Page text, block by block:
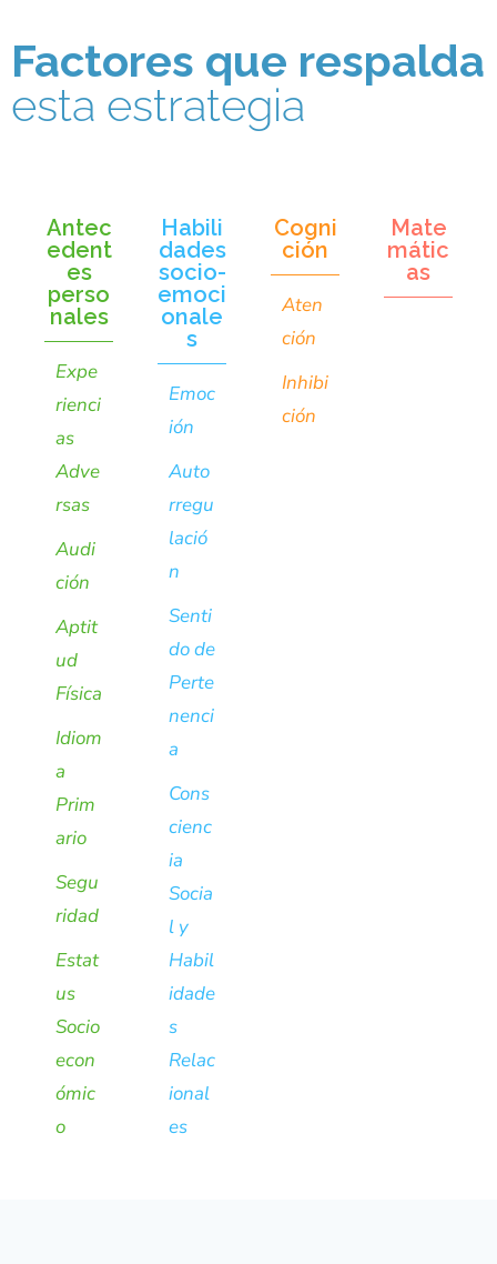
Factores que respalda
esta estrategia
Antec
edent
es
perso
nales
Expe
rienci
as
Adve
rsas
Audi
ción
Aptit
ud
Física
Idiom
a
Prim
ario
Segu
ridad
Estat
us
Socio
econ
ómic
o
Habili
dades
socio-
emoci
onale
s
Emoc
ión
Auto
rregu
lació
n
Senti
do de
Perte
nenci
a
Cons
cienc
ia
Socia
l y
Habil
idade
s
Relac
ional
es
Cogni
ción
Aten
ción
Inhibi
ción
Mate
mátic
as